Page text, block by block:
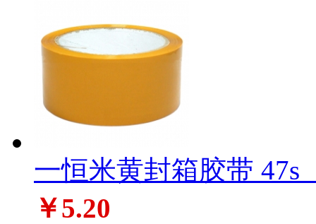
一恒米黄封箱胶带 47s
￥5.20